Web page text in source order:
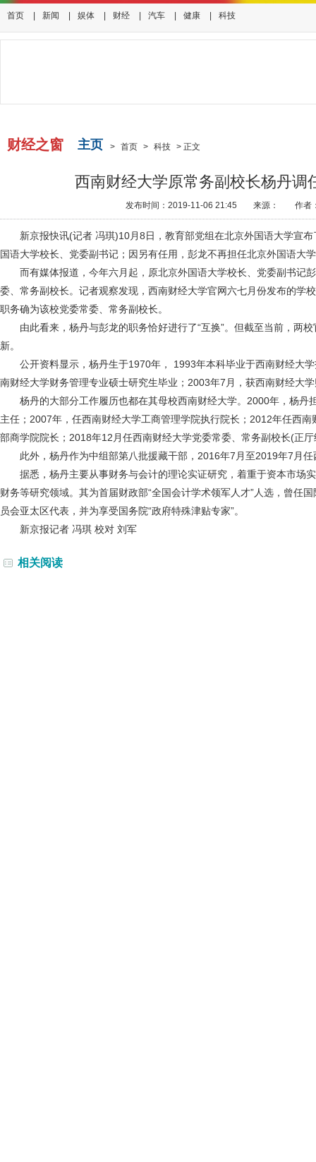
首页 新闻 娱体 财经 汽车 健康 科技
财经之窗 主页 > 首页 > 科技 > 正文
西南财经大学原常务副校长杨丹调
发布时间：2019-11-06 21:45 来源： 作者
新京报快讯(记者 冯琪)10月8日，教育部党组在北京外国语大学宣布
国语大学校长、党委副书记；因另有任用，彭龙不再担任北京外国语大
而有媒体报道，今年六月起，原北京外国语大学校长、党委副书记
委、常务副校长。记者观察发现，西南财经大学官网六七月份发布的学
职务确为该校党委常委、常务副校长。
由此看来，杨丹与彭龙的职务恰好进行了“互换”。但截至当前，两校
新。
公开资料显示，杨丹生于1970年， 1993年本科毕业于西南财经大学
南财经大学财务管理专业硕士研究生毕业；2003年7月，获西南财经大
杨丹的大部分工作履历也都在其母校西南财经大学。2000年，杨丹
主任；2007年，任西南财经大学工商管理学院执行院长；2012年任西
部商学院院长；2018年12月任西南财经大学党委常委、常务副校长(正
此外，杨丹作为中组部第八批援藏干部，2016年7月至2019年7月任
据悉，杨丹主要从事财务与会计的理论实证研究，着重于资本市场
财务等研究领域。其为首届财政部“全国会计学术领军人才”人选，曾任
员会亚太区代表，并为享受国务院“政府特殊津贴专家”。
新京报记者 冯琪 校对 刘军
相关阅读